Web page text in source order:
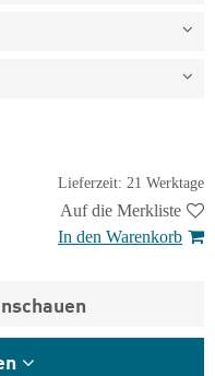
Lieferzeit: 21 Werktage
Auf die Merkliste
In den Warenkorb